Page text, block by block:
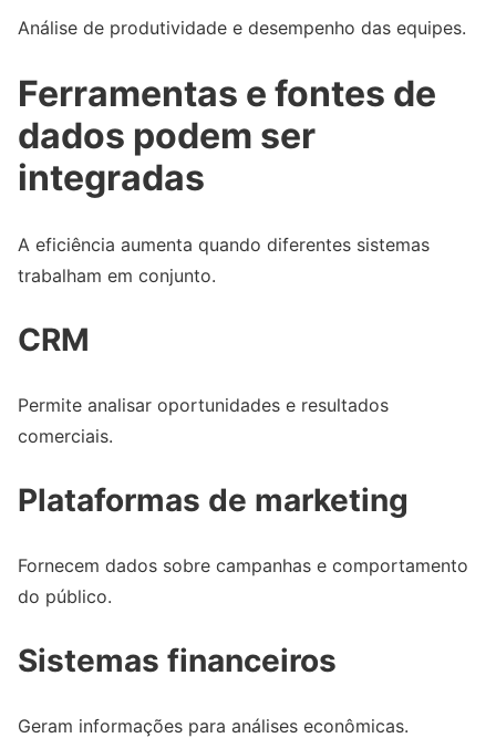
Análise de produtividade e desempenho das equipes.
Ferramentas e fontes de
dados podem ser
integradas
A eficiência aumenta quando diferentes sistemas
trabalham em conjunto.
CRM
Permite analisar oportunidades e resultados
comerciais.
Plataformas de marketing
Fornecem dados sobre campanhas e comportamento
do público.
Sistemas financeiros
Geram informações para análises econômicas.